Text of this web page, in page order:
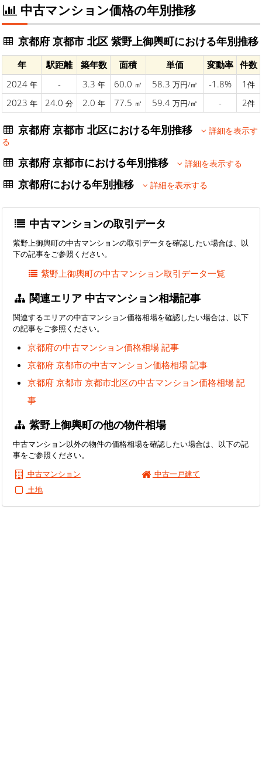
中古マンション価格の年別推移
京都府 京都市 北区 紫野上御輿町における年別推移
年 駅距離 築年数 面積 単価 変動率 件数
2024 年 - 3.3 年 60.0 ㎡ 58.3 万円/㎡ -1.8% 1 件
2023 年 24.0 分 2.0 年 77.5 ㎡ 59.4 万円/㎡ - 2件
京都府 京都市 北区における年別推移
詳細を表示す
る
京都府 京都市における年別推移 詳細を表示する
京都府における年別推移 詳細を表示する
中古マンションの取引データ
紫野上御輿町の中古マンションの取引データを確認したい場合は、以
下の記事をご参照ください。
紫野上御輿町の中古マンション取引データ一覧
関連エリア 中古マンション相場記事
関連するエリアの中古マンション価格相場を確認したい場合は、以下
の記事をご参照ください。
京都府の中古マンション価格相場 記事
京都府 京都市の中古マンション価格相場 記事
京都府 京都市 京都市北区の中古マンション価格相場 記
事
紫野上御輿町の他の物件相場
中古マンション以外の物件の価格相場を確認したい場合は、以下の記
事をご参照ください。
中古マンション
中古一戸建て
土地